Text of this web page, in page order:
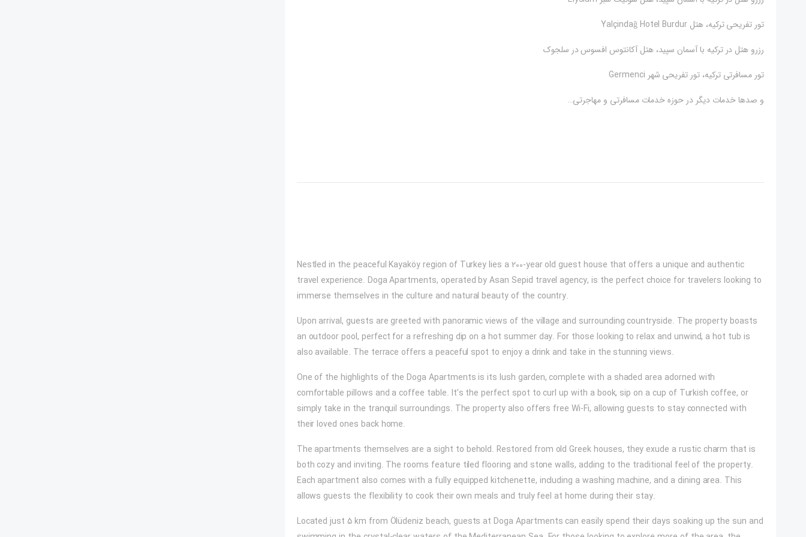
تور تفریحی ترکیه، هتل Yalçindağ Hotel Burdur
رزرو هتل در ترکیه با آسمان سپید، هتل آکانتوس افسوس در سلجوک
تور مسافرتی ترکیه، تور تفریحی شهر Germenci
و صدها خدمات دیگر در حوزه خدمات مسافرتی و مهاجرتی…
Nestled in the peaceful Kayaköy region of Turkey lies a 200-year old guest house that offers a unique and authentic
travel experience. Doga Apartments, operated by Asan Sepid travel agency, is the perfect choice for travelers looking to
immerse themselves in the culture and natural beauty of the country.
Upon arrival, guests are greeted with panoramic views of the village and surrounding countryside. The property boasts
an outdoor pool, perfect for a refreshing dip on a hot summer day. For those looking to relax and unwind, a hot tub is
also available. The terrace offers a peaceful spot to enjoy a drink and take in the stunning views.
One of the highlights of the Doga Apartments is its lush garden, complete with a shaded area adorned with
comfortable pillows and a coffee table. It’s the perfect spot to curl up with a book, sip on a cup of Turkish coffee, or
simply take in the tranquil surroundings. The property also offers free Wi-Fi, allowing guests to stay connected with
their loved ones back home.
The apartments themselves are a sight to behold. Restored from old Greek houses, they exude a rustic charm that is
both cozy and inviting. The rooms feature tiled flooring and stone walls, adding to the traditional feel of the property.
Each apartment also comes with a fully equipped kitchenette, including a washing machine, and a dining area. This
allows guests the flexibility to cook their own meals and truly feel at home during their stay.
Located just 5 km from Ölüdeniz beach, guests at Doga Apartments can easily spend their days soaking up the sun and